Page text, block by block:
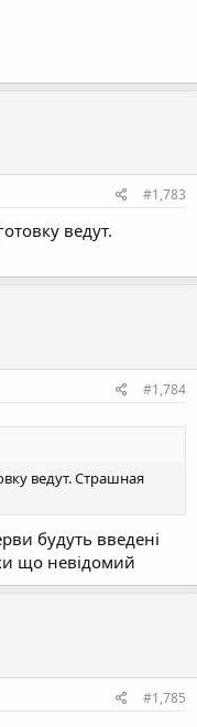
#1,783
ведут.
#1,784
ведут. Страшная
будуть введені
що невідомий
#1,785